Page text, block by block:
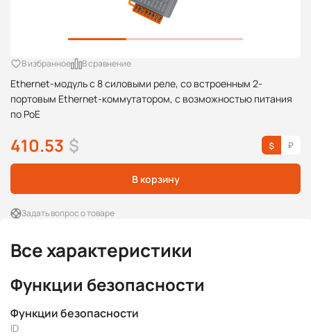
Ethernet-модуль с 8 силовыми реле, со встроенным 2-
портовым Ethernet-коммутатором, с возможностью питания
по PoE
В избранное В сравнение
410.53 $
В корзину
Задать вопрос о товаре
Все характеристики
Функции безопасности
Функции безопасности
ID